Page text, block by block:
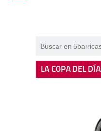
LA COPA DEL DÍA